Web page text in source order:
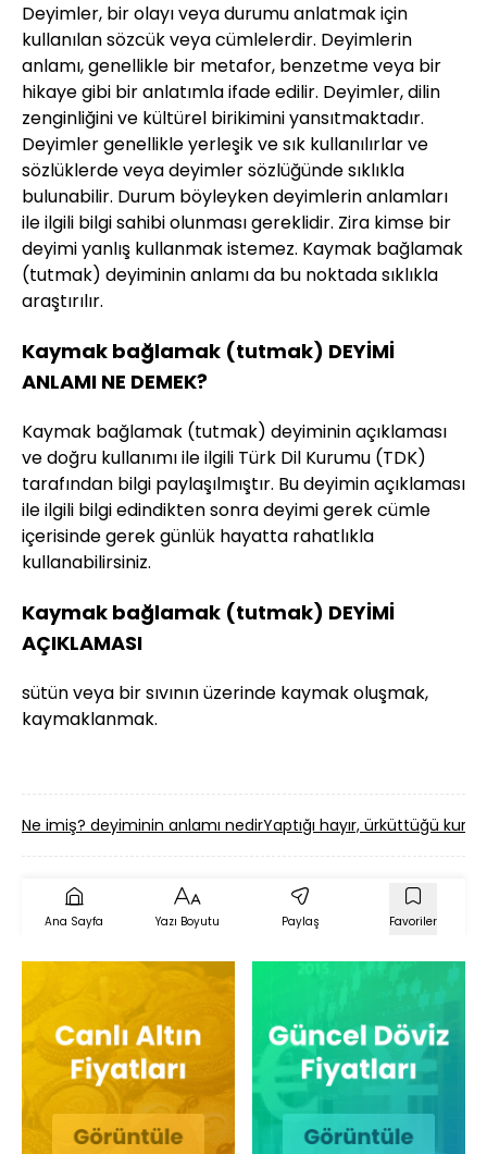
Deyimler, bir olayı veya durumu anlatmak için
kullanılan sözcük veya cümlelerdir. Deyimlerin
anlamı, genellikle bir metafor, benzetme veya bir
hikaye gibi bir anlatımla ifade edilir. Deyimler, dilin
zenginliğini ve kültürel birikimini yansıtmaktadır.
Deyimler genellikle yerleşik ve sık kullanılırlar ve
sözlüklerde veya deyimler sözlüğünde sıklıkla
bulunabilir. Durum böyleyken deyimlerin anlamları
ile ilgili bilgi sahibi olunması gereklidir. Zira kimse bir
deyimi yanlış kullanmak istemez. Kaymak bağlamak
(tutmak) deyiminin anlamı da bu noktada sıklıkla
araştırılır.
Kaymak bağlamak (tutmak) DEYİMİ
ANLAMI NE DEMEK?
Kaymak bağlamak (tutmak) deyiminin açıklaması
ve doğru kullanımı ile ilgili Türk Dil Kurumu (TDK)
tarafından bilgi paylaşılmıştır. Bu deyimin açıklaması
ile ilgili bilgi edindikten sonra deyimi gerek cümle
içerisinde gerek günlük hayatta rahatlıkla
kullanabilirsiniz.
Kaymak bağlamak (tutmak) DEYİMİ
AÇIKLAMASI
sütün veya bir sıvının üzerinde kaymak oluşmak,
kaymaklanmak.
Ne imiş? deyiminin anlamı nedirYaptığı hayır, ürküttüğü
Ana Sayfa Yazı Boyutu Paylaş Favoriler